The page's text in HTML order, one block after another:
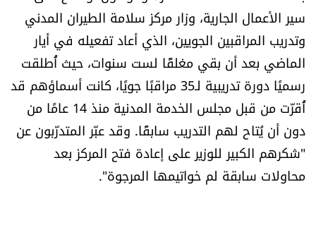
سير الأعمال الجارية، وزار مركز سلامة الطيران المدني
وتدريب المراقبين الجويين، الذي أعاد تفعيله في أيار
الماضي بعد أن بقي مغلقًا لست سنوات، حيث أُطلقت
رسميًا دورة تدريبية لـ35 مراقبًا جويًا، كانت أسماؤهم قد
أُقرّت من قبل مجلس الخدمة المدنية منذ 14 عامًا من
دون أن يُتاح لهم التدريب سابقًا. وقد عبّر المتدرّبون عن
"شكرهم الكبير للوزير على إعادة فتح المركز بعد
محاولات سابقة لم خواتيمها المرجوة".